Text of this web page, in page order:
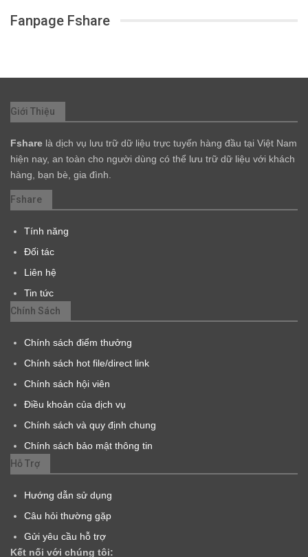
Fanpage Fshare
Giới Thiệu
Fshare là dịch vụ lưu trữ dữ liệu trực tuyến hàng đầu tại Việt Nam
hiện nay, an toàn cho người dùng có thể lưu trữ dữ liệu với khách
hàng, bạn bè, gia đình.
Fshare
Tính năng
Đối tác
Liên hệ
Tin tức
Chính Sách
Chính sách điểm thưởng
Chính sách hot file/direct link
Chính sách hội viên
Điều khoản của dịch vụ
Chính sách và quy định chung
Chính sách bảo mật thông tin
Hỗ Trợ
Hướng dẫn sử dụng
Câu hỏi thường gặp
Gửi yêu cầu hỗ trợ
Kết nối với chúng tôi: